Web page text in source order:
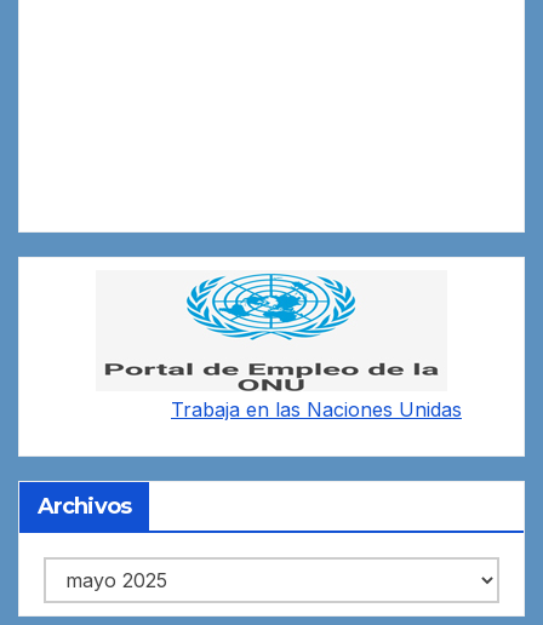
Trabaja en las Naciones Unidas
Archivos
Archivos